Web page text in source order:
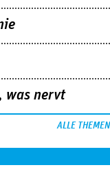
was nervt
ALLE THEMEN